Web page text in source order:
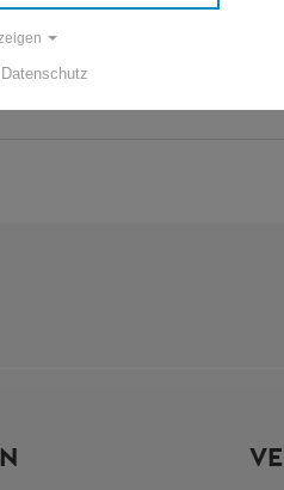
Datenschutz